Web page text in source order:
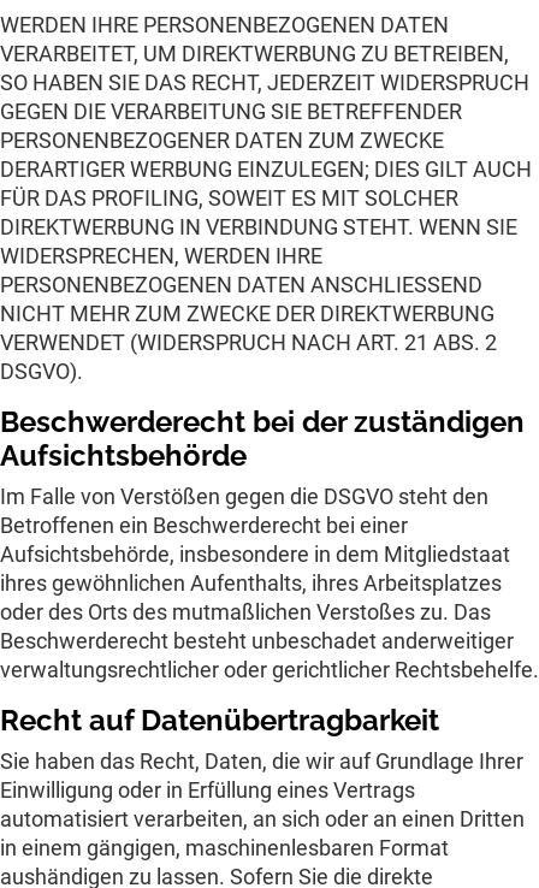
WERDEN IHRE PERSONENBEZOGENEN DATEN
VERARBEITET, UM DIREKTWERBUNG ZU BETREIBEN,
SO HABEN SIE DAS RECHT, JEDERZEIT WIDERSPRUCH
GEGEN DIE VERARBEITUNG SIE BETREFFENDER
PERSONENBEZOGENER DATEN ZUM ZWECKE
DERARTIGER WERBUNG EINZULEGEN; DIES GILT AUCH
FÜR DAS PROFILING, SOWEIT ES MIT SOLCHER
DIREKTWERBUNG IN VERBINDUNG STEHT. WENN SIE
WIDERSPRECHEN, WERDEN IHRE
PERSONENBEZOGENEN DATEN ANSCHLIESSEND
NICHT MEHR ZUM ZWECKE DER DIREKTWERBUNG
VERWENDET (WIDERSPRUCH NACH ART. 21 ABS. 2
DSGVO).
Beschwerde­recht bei der zuständigen
Aufsichts­behörde
Im Falle von Verstößen gegen die DSGVO steht den
Betroffenen ein Beschwerderecht bei einer
Aufsichtsbehörde, insbesondere in dem Mitgliedstaat
ihres gewöhnlichen Aufenthalts, ihres Arbeitsplatzes
oder des Orts des mutmaßlichen Verstoßes zu. Das
Beschwerderecht besteht unbeschadet anderweitiger
verwaltungsrechtlicher oder gerichtlicher Rechtsbehelfe.
Recht auf Daten­übertrag­barkeit
Sie haben das Recht, Daten, die wir auf Grundlage Ihrer
Einwilligung oder in Erfüllung eines Vertrags
automatisiert verarbeiten, an sich oder an einen Dritten
in einem gängigen, maschinenlesbaren Format
aushändigen zu lassen. Sofern Sie die direkte